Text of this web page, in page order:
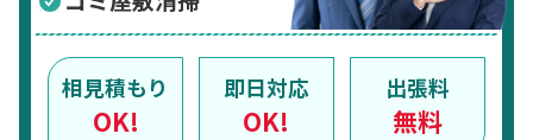
相見積もり
OK!
即日対応
OK!
出張料
無料